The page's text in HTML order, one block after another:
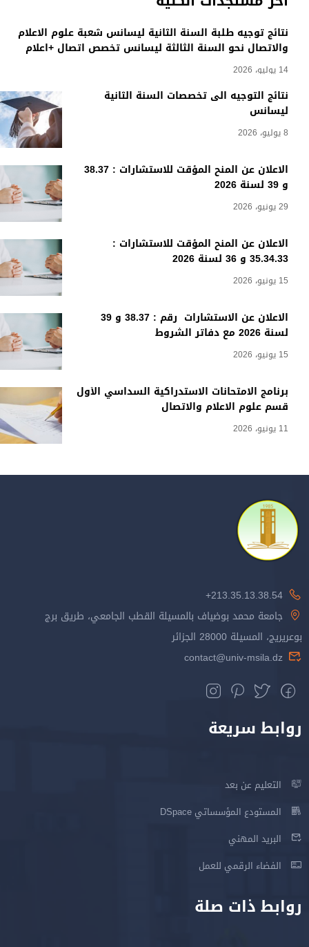
نتائج توجيه طلبة السنة الثانية ليسانس شعبة علوم الاعلام
والاتصال نحو السنة الثالثة ليسانس تخصص اتصال +اعلام
14 يوليو، 2026
نتائج التوجيه الى تخصصات السنة الثانية
ليسانس
8 يوليو، 2026
الاعلان عن المنح المؤقت للاستشارات : 38.37
و 39 لسنة 2026
29 يونيو، 2026
الاعلان عن المنح المؤقت للاستشارات :
35.34.33 و 36 لسنة 2026
15 يونيو، 2026
الاعلان عن الاستشارات رقم : 38.37 و 39
لسنة 2026 مع دفاتر الشروط
15 يونيو، 2026
برنامج الامتحانات الاستدراكية السداسي الأول
قسم علوم الاعلام والاتصال
11 يونيو، 2026
213.35.13.38.54+
جامعة محمد بوضياف بالمسيلة القطب الجامعي، طريق برج
بوعريريج، المسيلة 28000 الجزائر
contact@univ-msila.dz
روابط سريعة
التعليم عن بعد
المستودع المؤسساتي DSpace
البريد المهني
الفضاء الرقمي للعمل
روابط ذات صلة